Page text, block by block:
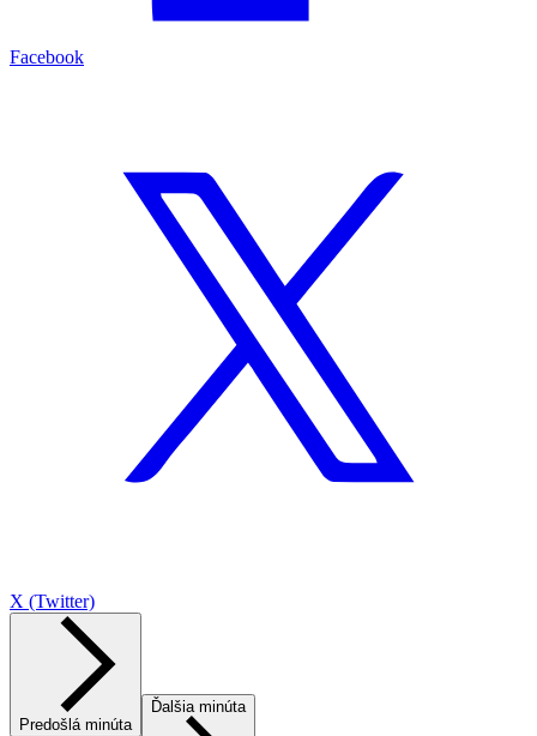
Facebook
X (Twitter)
Predošlá minúta
Ďalšia minúta